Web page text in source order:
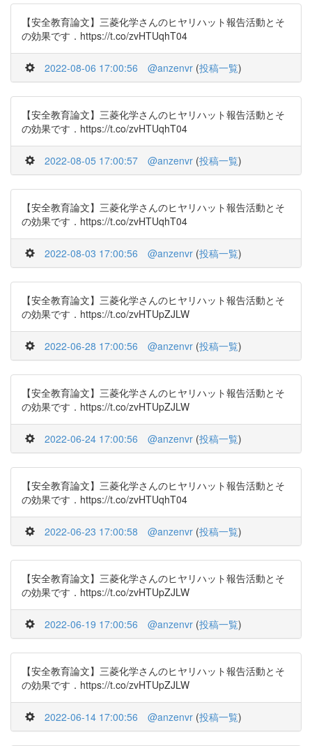
【安全教育論文】三菱化学さんのヒヤリハット報告活動とそ
の効果です．https://t.co/zvHTUqhT04
2022-08-06 17:00:56 @anzenvr (投稿一覧)
【安全教育論文】三菱化学さんのヒヤリハット報告活動とそ
の効果です．https://t.co/zvHTUqhT04
2022-08-05 17:00:57 @anzenvr (投稿一覧)
【安全教育論文】三菱化学さんのヒヤリハット報告活動とそ
の効果です．https://t.co/zvHTUqhT04
2022-08-03 17:00:56 @anzenvr (投稿一覧)
【安全教育論文】三菱化学さんのヒヤリハット報告活動とそ
の効果です．https://t.co/zvHTUpZJLW
2022-06-28 17:00:56 @anzenvr (投稿一覧)
【安全教育論文】三菱化学さんのヒヤリハット報告活動とそ
の効果です．https://t.co/zvHTUpZJLW
2022-06-24 17:00:56 @anzenvr (投稿一覧)
【安全教育論文】三菱化学さんのヒヤリハット報告活動とそ
の効果です．https://t.co/zvHTUqhT04
2022-06-23 17:00:58 @anzenvr (投稿一覧)
【安全教育論文】三菱化学さんのヒヤリハット報告活動とそ
の効果です．https://t.co/zvHTUpZJLW
2022-06-19 17:00:56 @anzenvr (投稿一覧)
【安全教育論文】三菱化学さんのヒヤリハット報告活動とそ
の効果です．https://t.co/zvHTUpZJLW
2022-06-14 17:00:56 @anzenvr (投稿一覧)